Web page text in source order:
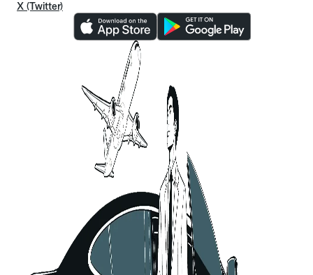
X (Twitter)